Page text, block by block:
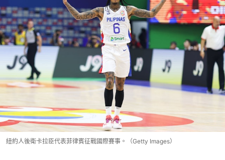
紐約人後衛卡拉臣代表菲律賓征戰國際賽事。（Getty Images）